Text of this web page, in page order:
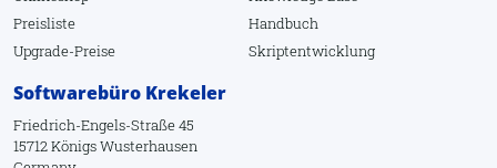
Preisliste
Upgrade-Preise
Handbuch
Skriptentwicklung
Softwarebüro Krekeler
Friedrich-Engels-Straße 45
15712 Königs Wusterhausen